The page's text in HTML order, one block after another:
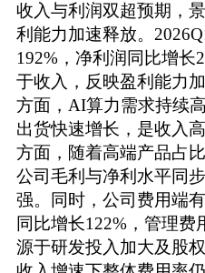
收入与利润双超预期，
利能力加速释放。
192%，净利润同比增长
于收入，反映盈利能力
方面，AI算力需求持续
出货快速增长，是收入
方面，随着高端产品占
公司毛利与净利水平同
强。同时，公司费用端
同比增长122%，管理费
源于研发投入加大及股